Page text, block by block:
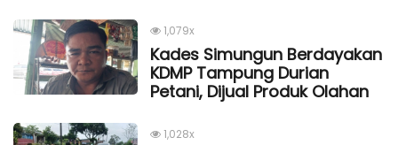
1,079x
Kades Simungun Berdayakan
KDMP Tampung Durian
Petani, Dijual Produk Olahan
1,028x